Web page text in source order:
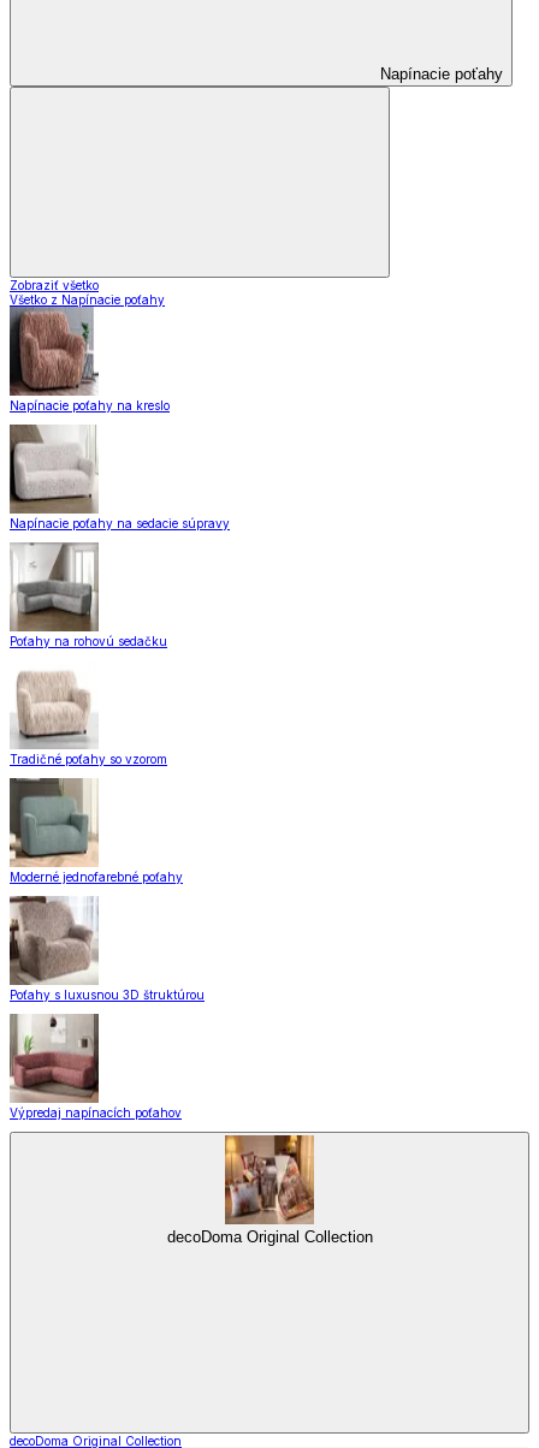
Napínacie poťahy
Zobraziť všetko
Všetko z Napínacie poťahy
Napínacie poťahy na kreslo
Napínacie poťahy na sedacie súpravy
Poťahy na rohovú sedačku
Tradičné poťahy so vzorom
Moderné jednofarebné poťahy
Poťahy s luxusnou 3D štruktúrou
Výpredaj napínacích poťahov
decoDoma Original Collection
decoDoma Original Collection